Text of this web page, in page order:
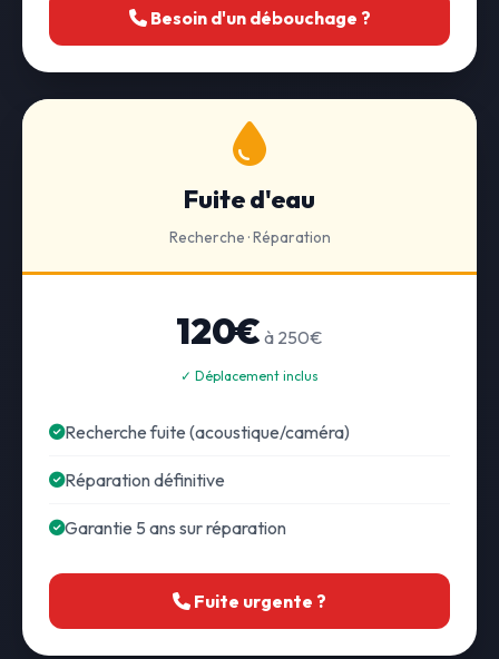
Besoin d'un débouchage ?
Fuite d'eau
Recherche · Réparation
120€ à 250€
✓ Déplacement inclus
Recherche fuite (acoustique/caméra)
Réparation définitive
Garantie 5 ans sur réparation
Fuite urgente ?